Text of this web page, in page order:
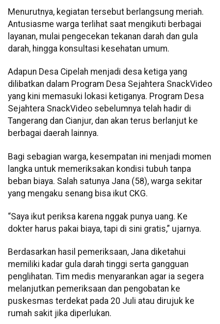
Menurutnya, kegiatan tersebut berlangsung meriah.
Antusiasme warga terlihat saat mengikuti berbagai
layanan, mulai pengecekan tekanan darah dan gula
darah, hingga konsultasi kesehatan umum.
Adapun Desa Cipelah menjadi desa ketiga yang
dilibatkan dalam Program Desa Sejahtera SnackVideo
yang kini memasuki lokasi ketiganya. Program Desa
Sejahtera SnackVideo sebelumnya telah hadir di
Tangerang dan Cianjur, dan akan terus berlanjut ke
berbagai daerah lainnya.
Bagi sebagian warga, kesempatan ini menjadi momen
langka untuk memeriksakan kondisi tubuh tanpa
beban biaya. Salah satunya Jana (58), warga sekitar
yang mengaku senang bisa ikut CKG.
“Saya ikut periksa karena nggak punya uang. Ke
dokter harus pakai biaya, tapi di sini gratis,” ujarnya.
Berdasarkan hasil pemeriksaan, Jana diketahui
memiliki kadar gula darah tinggi serta gangguan
penglihatan. Tim medis menyarankan agar ia segera
melanjutkan pemeriksaan dan pengobatan ke
puskesmas terdekat pada 20 Juli atau dirujuk ke
rumah sakit jika diperlukan.